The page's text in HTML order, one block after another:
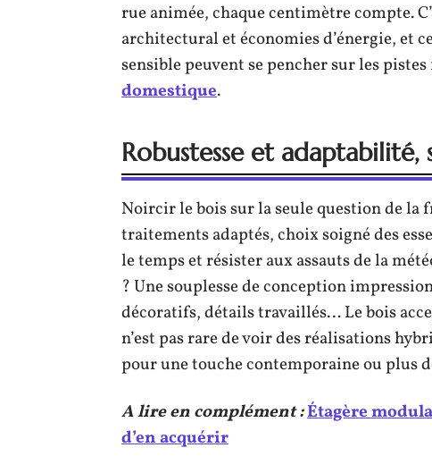
rue animée, chaque centimètre compte.
architectural et économies d’énergie, et
sensible peuvent se pencher sur les
domestique.
Robustesse et adaptabilité,
Noircir le bois sur la seule question de
traitements adaptés, choix soigné des
le temps et résister aux assauts de la
? Une souplesse de conception
décoratifs, détails travaillés… Le bois
n’est pas rare de voir des réalisations
pour une touche contemporaine ou plus
A lire en complément :Étagère
d’en acquérir